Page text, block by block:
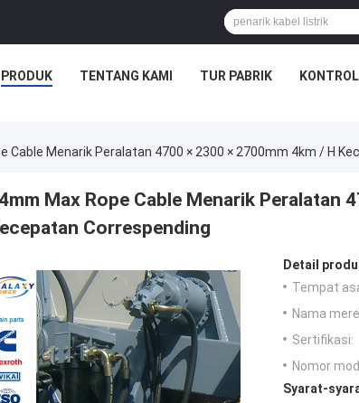
PRODUK TENTANG KAMI TUR PABRIK
Cable Menarik Peralatan 4700 × 2300 × 2700mm 4km / H
Max Rope Cable Menarik Peralatan
Correspending
Detail
Tempat
Nama
Sertifikasi:
Nomor
Syarat-